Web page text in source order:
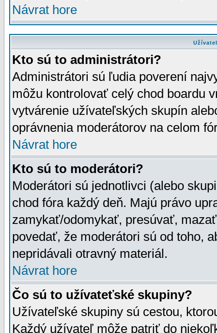
Návrat hore
Kto sú to administrátori?
Administrátori sú ľudia poverení
môžu kontrolovať celý chod boardu
vytvárenie užívateľských skupín
oprávnenia moderátorov na celom
Návrat hore
Kto sú to moderátori?
Moderátori sú jednotlivci (alebo
chod fóra každý deň. Majú právo
zamykať/odomykať, presúvať,
povedať, že moderátori sú od toho,
nepridávali otravný materiál.
Návrat hore
Čo sú to užívateťské skupiny?
Užívateľské skupiny sú cestou,
Každý užívateľ môže patriť do